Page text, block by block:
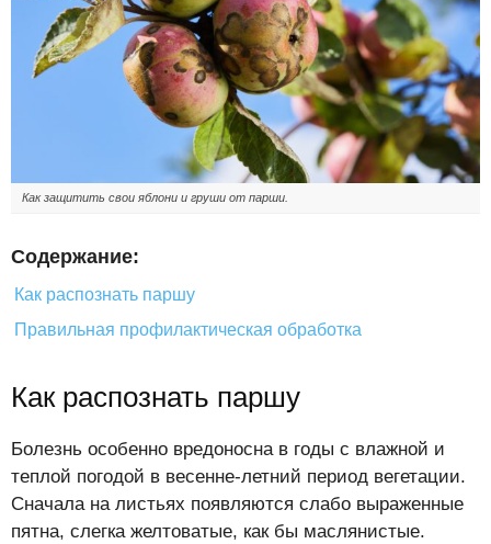
Как защитить свои яблони и груши от парши.
Содержание:
Как распознать паршу
Правильная профилактическая обработка
Как распознать паршу
Болезнь особенно вредоносна в годы с влажной и
теплой погодой в весенне-летний период вегетации.
Сначала на листьях появляются слабо выраженные
пятна, слегка желтоватые, как бы маслянистые.